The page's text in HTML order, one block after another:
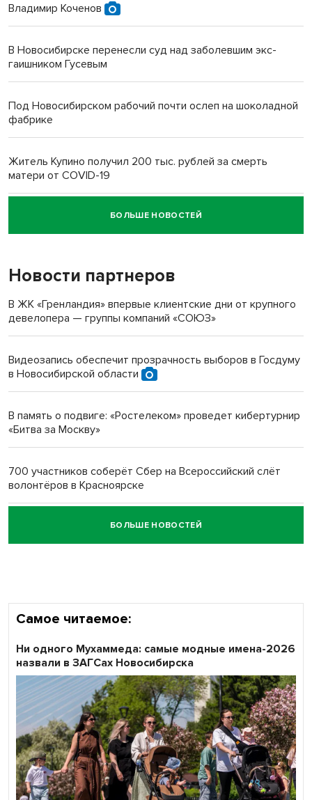
Владимир Коченов
В Новосибирске перенесли суд над заболевшим экс-
гаишником Гусевым
Под Новосибирском рабочий почти ослеп на шоколадной
фабрике
Житель Купино получил 200 тыс. рублей за смерть
матери от COVID-19
Новосибирский суд наказал водителя за смерть
пенсионерки на вокзале
«Мы живём на пастбище!»: в новосибирском селе лошади
терроризируют жителей
Новосибирский преподаватель с женой вошли в топ-16
БОЛЬШЕ НОВОСТЕЙ
Новости партнеров
В ЖК «Гренландия» впервые клиентские дни от крупного
девелопера — группы компаний «СОЮЗ»
Видеозапись обеспечит прозрачность выборов в Госдуму
в Новосибирской области
В память о подвиге: «Ростелеком» проведет кибертурнир
«Битва за Москву»
700 участников соберёт Сбер на Всероссийский слёт
волонтёров в Красноярске
Честный выбор: видеонаблюдение обеспечит
объективность результатов ЕДГ в Новосибирской
БОЛЬШЕ НОВОСТЕЙ
Самое читаемое:
Ни одного Мухаммеда: самые модные имена-2026
назвали в ЗАГСах Новосибирска